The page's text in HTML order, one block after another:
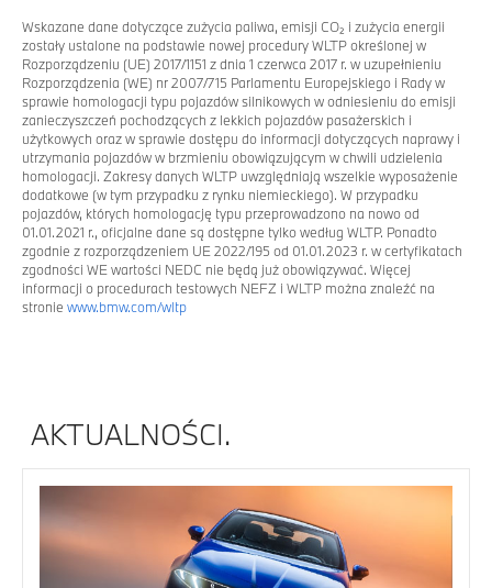
Wskazane dane dotyczące zużycia paliwa, emisji CO₂ i zużycia energii
zostały ustalone na podstawie nowej procedury WLTP określonej w
Rozporządzeniu (UE) 2017/1151 z dnia 1 czerwca 2017 r. w uzupełnieniu
Rozporządzenia (WE) nr 2007/715 Parlamentu Europejskiego i Rady w
sprawie homologacji typu pojazdów silnikowych w odniesieniu do emisji
zanieczyszczeń pochodzących z lekkich pojazdów pasażerskich i
użytkowych oraz w sprawie dostępu do informacji dotyczących naprawy i
utrzymania pojazdów w brzmieniu obowiązującym w chwili udzielenia
homologacji. Zakresy danych WLTP uwzględniają wszelkie wyposażenie
dodatkowe (w tym przypadku z rynku niemieckiego). W przypadku
pojazdów, których homologację typu przeprowadzono na nowo od
01.01.2021 r., oficjalne dane są dostępne tylko według WLTP. Ponadto
zgodnie z rozporządzeniem UE 2022/195 od 01.01.2023 r. w certyfikatach
zgodności WE wartości NEDC nie będą już obowiązywać. Więcej
informacji o procedurach testowych NEFZ i WLTP można znaleźć na
stronie www.bmw.com/wltp
AKTUALNOŚCI.